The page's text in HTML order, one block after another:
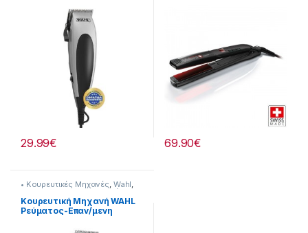
29.99€ 69.90€
• Κουρευτικές Μηχανές, Wahl,
Για τον Ανδρα Προσωπική
Φροντίδα
Κουρευτική Μηχανή WAHL
Ρεύματος-Επαν/μενη